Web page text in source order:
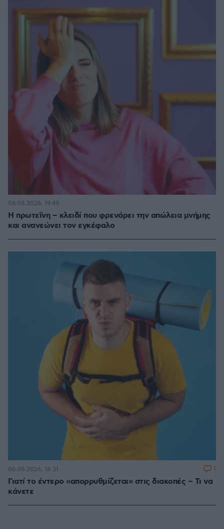
Η πρωτεΐνη – κλειδί που φρενάρει την απώλεια μνήμης
και ανανεώνει τον εγκέφαλο
06.08.2026, 19:48
Γιατί το έντερο «απορρυθμίζεται» στις διακοπές – Τι να
κάνετε
06.08.2026, 18:31 1